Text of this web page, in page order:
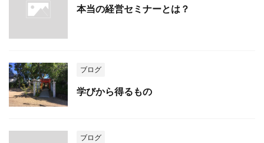
本当の経営セミナーとは？
ブログ
学びから得るもの
ブログ